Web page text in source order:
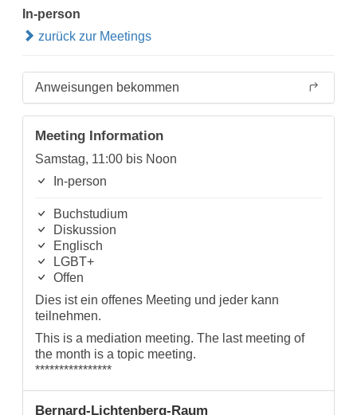
In-person
zurück zur Meetings
Anweisungen bekommen
Meeting Information
Samstag, 11:00 bis Noon
In-person
Buchstudium
Diskussion
Englisch
LGBT+
Offen
Dies ist ein offenes Meeting und jeder kann
teilnehmen.
This is a mediation meeting. The last meeting of
the month is a topic meeting.
****************
Bernard-Lichtenberg-Raum